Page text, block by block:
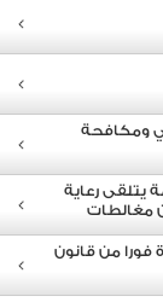
ومكافحة
يتلقى رعاية
مغالطات
فورا من قانون